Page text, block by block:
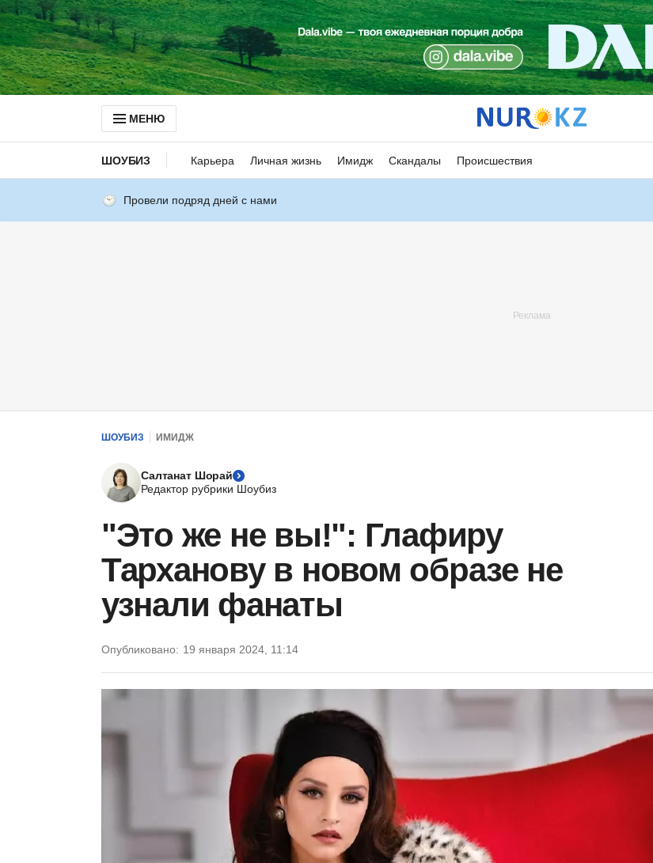
МЕНЮ
ШОУБИЗ Карьера Личная жизнь Имидж Скандалы Происшествия
Провели подряд дней с нами
ШОУБИЗ ИМИДЖ
Салтанат Шорай
Редактор рубрики Шоубиз
"Это же не вы!": Глафиру
Тарханову в новом образе не
узнали фанаты
Опубликовано: 19 января 2024, 11:14